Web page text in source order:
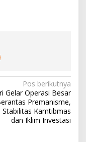
Pos berikutnya
Gelar Operasi Besar
Premanisme,
Stabilitas Kamtibmas
dan Iklim Investasi